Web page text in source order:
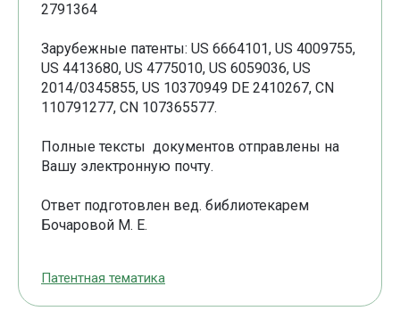
2791364
Зарубежные патенты: US 6664101, US 4009755,
US 4413680, US 4775010, US 6059036, US
2014/0345855, US 10370949 DE 2410267, CN
110791277, CN 107365577.
Полные тексты документов отправлены на
Вашу электронную почту.
Ответ подготовлен вед. библиотекарем
Бочаровой М. Е.
Патентная тематика